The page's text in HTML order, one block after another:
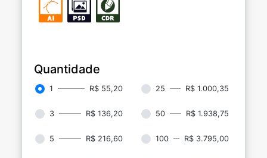
Quantidade
1 R$ 55,20 25 R$ 1.000,35
3 R$ 136,20 50 R$ 1.938,75
5 R$ 216,60 100 R$ 3.795,00